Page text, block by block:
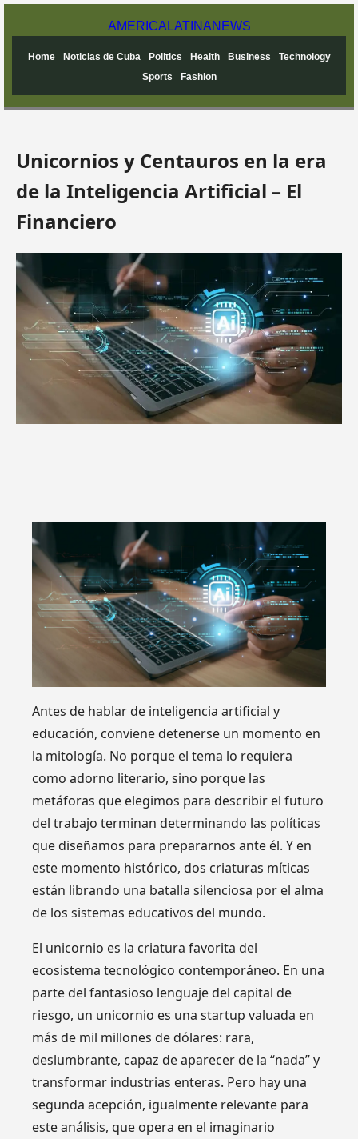
AMERICA LATINANEWS
Home Noticias de Cuba Politics Health Business
Technology
Sports
Fashion
Unicornios y Centauros en la era
de la Inteligencia Artificial – El
Financiero
Antes de hablar de inteligencia artificial y
educación, conviene detenerse un momento en
la mitología. No porque el tema lo requiera
como adorno literario, sino porque las
metáforas que elegimos para describir el futuro
del trabajo terminan determinando las políticas
que diseñamos para prepararnos ante él. Y en
este momento histórico, dos criaturas míticas
están librando una batalla silenciosa por el alma
de los sistemas educativos del mundo.
El unicornio es la criatura favorita del
ecosistema tecnológico contemporáneo. En una
parte del fantasioso lenguaje del capital de
riesgo, un unicornio es una startup valuada en
más de mil millones de dólares: rara,
deslumbrante, capaz de aparecer de la “nada” y
transformar industrias enteras. Pero hay una
segunda acepción, igualmente relevante para
este análisis, que opera en el imaginario